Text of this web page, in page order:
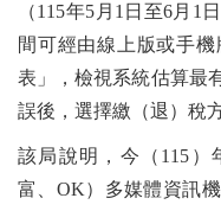
（115年5月1日至6月1
間可經由線上版或手
表」，檢視系統估算最
誤後，選擇繳（退）稅
該局說明，今（115）
富、OK）多媒體資訊